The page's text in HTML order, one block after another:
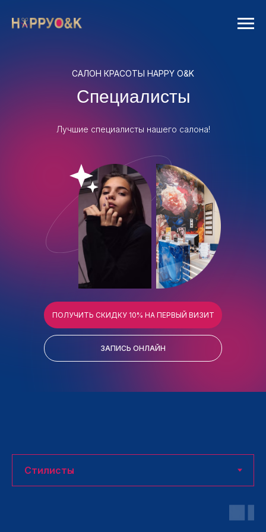
Специалисты
САЛОН КРАСОТЫ HAPPY O&K
Лучшие специалисты нашего салона!
ЗАПИСЬ ОНЛАЙН
ПОЛУЧИТЬ СКИДКУ 10% НА ПЕРВЫЙ ВИЗИТ